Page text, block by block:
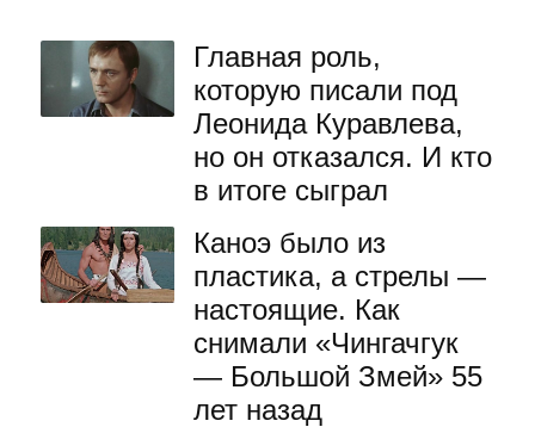
Главная роль,
которую писали под
Леонида Куравлева,
но он отказался. И кто
в итоге сыграл
Каноэ было из
пластика, а стрелы —
настоящие. Как
снимали «Чингачгук
— Большой Змей» 55
лет назад